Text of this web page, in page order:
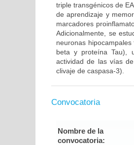
triple transgénicos de
de aprendizaje y
marcadores
Adicionalmente, se
neuronas
beta y proteína Tau),
actividad de las vías
clivaje de caspasa-3).
Convocatoria
Nombre de la
convocatoria: